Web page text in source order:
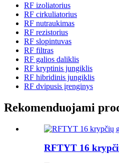
RF izoliatorius
RF cirkuliatorius
RF nutraukimas
RF rezistorius
RF slopintuvas
RF filtras
RF galios daliklis
RF kryptinis jungiklis
RF hibridinis jungiklis
RF dvipusis įrenginys
Rekomenduojami
RFTYT 16